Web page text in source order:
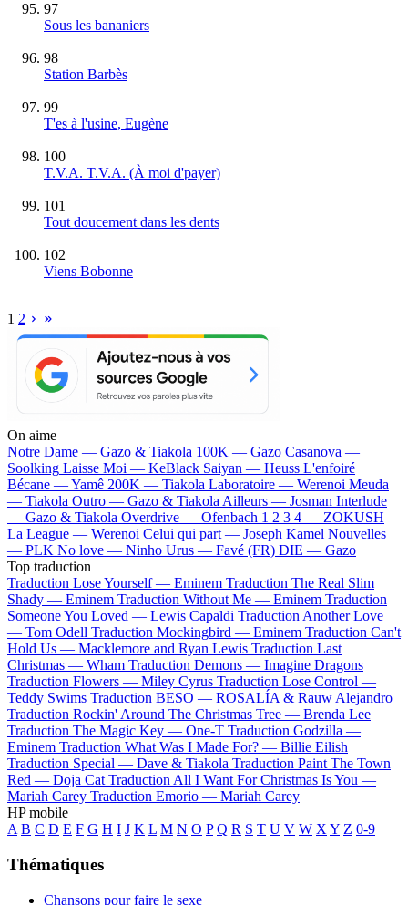
97
Sous les bananiers
98
Station Barbès
99
T'es à l'usine, Eugène
100
T.V.A. T.V.A. (À moi d'payer)
101
Tout doucement dans les dents
102
Viens Bobonne
1 2
On aime
Notre Dame — Gazo & Tiakola 100K — Gazo Casanova —
Soolking Laisse Moi — KeBlack Saiyan — Heuss L'enfoiré
Bécane —Yamê 200K — Tiakola Laboratoire — Werenoi Meuda
— Tiakola Outro — Gazo & Tiakola Ailleurs — Josman Interlude
— Gazo & Tiakola Overdrive — Ofenbach 1 2 3 4 — ZOKUSH
La League — Werenoi Celui qui part — Joseph Kamel Nouvelles
— PLK No love — Ninho Urus — Favé (FR) DIE — Gazo
Top traduction
Traduction Lose Yourself — Eminem Traduction The Real Slim
Shady — Eminem Traduction Without Me — Eminem Traduction
Someone You Loved — Lewis Capaldi Traduction Another Love
— Tom Odell Traduction Mockingbird — Eminem Traduction Can't
Hold Us — Macklemore and Ryan Lewis Traduction Last
Christmas — Wham Traduction Demons — Imagine Dragons
Traduction Flowers — Miley Cyrus Traduction Lose Control —
Teddy Swims Traduction BESO — ROSALÍA & Rauw Alejandro
Traduction Rockin' Around The Christmas Tree — Brenda Lee
Traduction The Magic Key — One-T Traduction Godzilla —
Eminem Traduction What Was I Made For? — Billie Eilish
Traduction Special — Dave & Tiakola Traduction Paint The Town
Red — Doja Cat Traduction All I Want For Christmas Is You —
Mariah Carey Traduction Emorio — Mariah Carey
HP mobile
A B C D E F G H I J K L M N O P Q R S T U V W X Y Z 0-9
Thématiques
Chansons pour faire le sexe